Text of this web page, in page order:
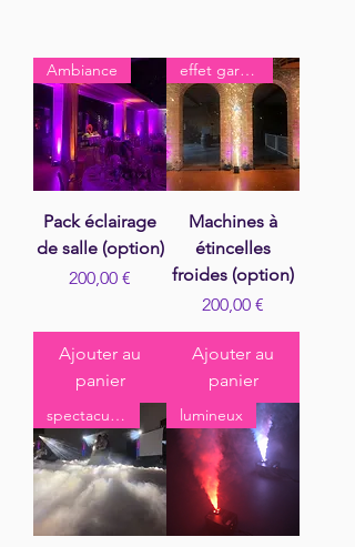
Ambiance
Pack éclairage
de salle (option)
Prix
200,00 €
Ajouter au
panier
effet garanti
Machines à
étincelles
froides (option)
Prix
200,00 €
Ajouter au
panier
spectaculaire lumineux